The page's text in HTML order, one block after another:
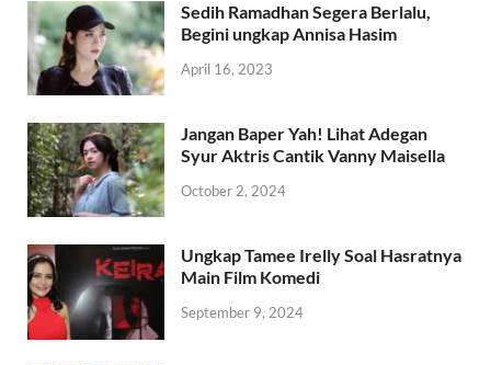
Sedih Ramadhan Segera Berlalu,
Begini ungkap Annisa Hasim
April 16, 2023
Jangan Baper Yah! Lihat Adegan
Syur Aktris Cantik Vanny Maisella
October 2, 2024
Ungkap Tamee Irelly Soal Hasratnya
Main Film Komedi
September 9, 2024